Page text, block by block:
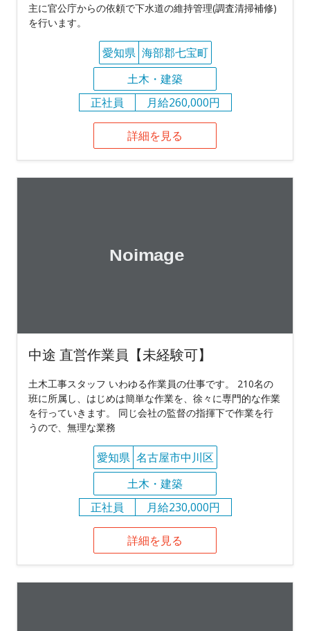
主に官公庁からの依頼で下水道の維持管理(調査清掃補修)
を行います。
愛知県 海部郡七宝町
土木・建築
正社員
月給260,000円
詳細を見る
中途 直営作業員【未経験可】
土木工事スタッフ いわゆる作業員の仕事です。 210名の
班に所属し、はじめは簡単な作業を、徐々に専門的な作業
を行っていきます。 同じ会社の監督の指揮下で作業を行
うので、無理な業務
愛知県 名古屋市中川区
土木・建築
正社員
月給230,000円
詳細を見る